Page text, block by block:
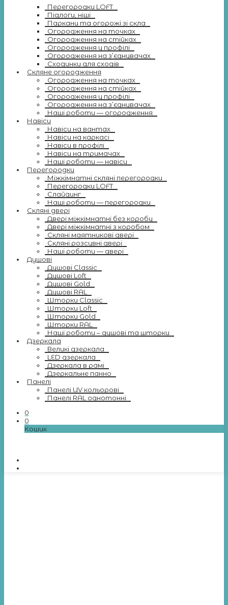
Перегородки LOFT
Підлоги, ніші
Паркани та огорожі зі скла
Огородження на точках
Огородження на стійках
Огородження у профілі
Огородження на з’єднувачах
Сходинки для сходів
Скляне огородження
Огородження на точках
Огородження на стійках
Огородження у профілі
Огородження на з’єднувачах
Наші роботи — огородження
Навіси
Навіси на вантах
Навіси на каркасі
Навіси в профілі
Навіси на тримачах
Наші роботи — навіси
Перегородки
Міжкімнатні скляні перегородки
Перегородки LOFT
Слайдинг
Наші роботи — перегородки
Скляні двері
Двері міжкімнатні без коробу
Двері міжкімнатні з коробом
Скляні маятникові двері
Скляні розсувні двері
Наші роботи — двері
Душові
Душові Classic
Душові Loft
Душові Gold
Душові RAL
Шторки Classic
Шторки Loft
Шторки Gold
Шторки RAL
Наші роботи – душові та шторки
Дзеркала
Великі дзеркала
LED дзеркала
Дзеркала в рамі
Дзеркальне панно
Панелі
Панелі UV кольорові
Панелі RAL однотонні
0
0
Кошик